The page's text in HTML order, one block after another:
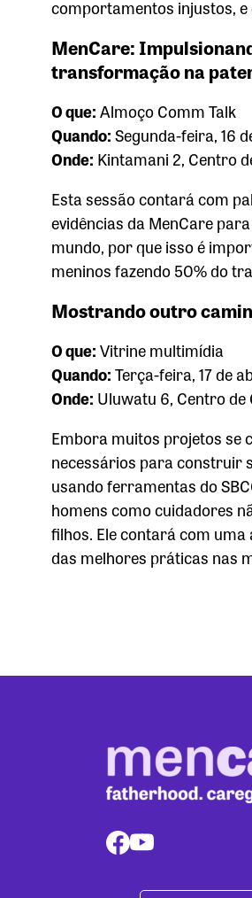
comportamentos injustos,
MenCare:
transformação na
O que:Almoço Comm Talk
Quando:Segunda-feira, 16
Onde: Kintamani 2, Centro
Esta sessão contará com
evidências da MenCare
mundo, por que isso é
meninos fazendo 50% do
Mostrando outro
O que:Vitrine multimídia
Quando:Terça-feira, 17 de
Onde: Uluwatu 6, Centro de
Embora muitos projetos se
necessários para construir
usando ferramentas do
homens como cuidadores
filhos. Ele contará com
das melhores práticas nas